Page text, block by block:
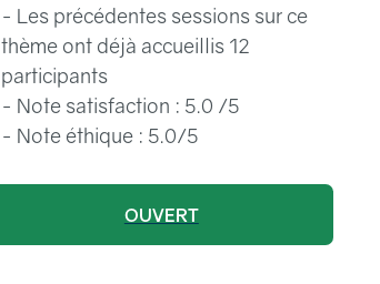
- Les précédentes sessions sur ce
thème ont déjà accueillis 12
participants
- Note satisfaction : 5.0 /5
- Note éthique : 5.0/5
OUVERT